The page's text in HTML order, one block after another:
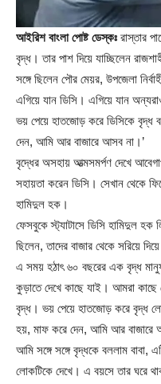
আইরিশ বাংলা পোষ্ট ডেস্কঃ রাস্তার
বৃদ্ধ। তার পাশ দিয়ে যাচ্ছিলেন
সঙ্গে ছিলেন পৌর মেয়র, উপজেলা
এগিয়ে যান ডিসি। এগিয়ে যান
ভয় পেয়ে হাতজোড় করে ডিসিকে বৃদ্ধ
দেন, আমি আর বাজারে আসব না।’
বৃদ্ধের অসহায় আত্মসমর্পণ দেখে
সহায়তা করেন ডিসি। সেখান থেকে
হামিদুল হক।
ফেসবুকে স্ট্যাটাসে ডিসি হামিদুল
ছিলেন, তাদের বাজার থেকে সরিয়ে
এ সময় হঠাৎ ৬০ বছরের এক বৃদ্ধ
কুড়াতে দেখে কাছে যাই। আমরা কাছে
বৃদ্ধ। ভয় পেয়ে হাতজোড় করে বৃদ্ধ
হয়, মাফ করে দেন, আমি আর বাজারে
আমি সঙ্গে সঙ্গে বৃদ্ধকে বললাম
লোকটিকে দেখে। এ বয়সে তার ঘরে